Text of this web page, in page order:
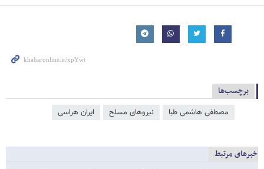
برچسب‌ها
مصطفی هاشمی طبا نیروهای مسلح ایران هراسی
خبرهای مرتبط